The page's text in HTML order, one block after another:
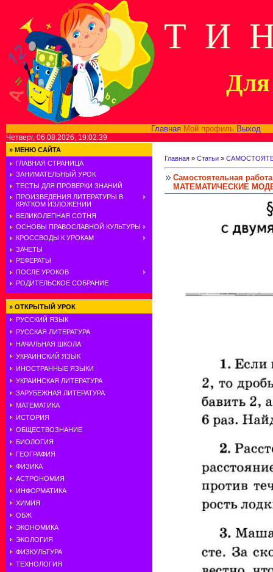
Т И
Для
Главная Мой профиль Выход
Четверг, 06.08.2026, 19:02:39
» МЕНЮ САЙТА
ГЛАВНАЯ СТРАНИЦА
ЗАНИМАТЕЛЬНЫЙ УРОК
ТЕСТЫ ДЛЯ ПРОВЕРКИ ЗНАНИЙ
ПРОИЗВЕДЕНИЯ ЛИТЕРАТУРЫ В
КРАТКОМ ИЗЛОЖЕНИИ
ВЕЛИКОЛЕПНАЯ СОТНЯ
ОСНОВЫ ПРАВОСЛАВНОЙ КУЛЬТУРЫ
КРОССВОДЫ К УРОКАМ
ЗАЧЕТЫ
РЕФЕРАТЫ
ПОСЛЕ УРОКОВ
РОДИТЕЛЬСКОЕ СОБРАНИЕ
» ОТКРЫТЫЙ УРОК
РУССКИЙ ЯЗЫК
РУССКАЯ ЛИТЕРАТУРА
НАЧАЛЬНАЯ ШКОЛА
УКРАИНСКИЙ ЯЗЫК
ИНОСТРАННЫЕ ЯЗЫКИ
УКРАИНСКАЯ ЛИТЕРАТУРА
ЗАРУБЕЖНАЯ ЛИТЕРАТУРА
МАТЕМАТИКА
ИСТОРИЯ
ОБЩЕСТВОЗНАНИЕ
БИОЛОГИЯ
ГЕОГРАФИЯ
ФИЗИКА
АСТРОНОМИЯ
ИНФОРМАТИКА
ХИМИЯ
ОБЖ
ЭКОНОМИКА
ЭКОЛОГИЯ
ФИЗКУЛЬТУРА
ТЕХНОЛОГИЯ
Главная » Статьи »
Самостоятельная
МАТЕМАТИЧЕСКИЕ